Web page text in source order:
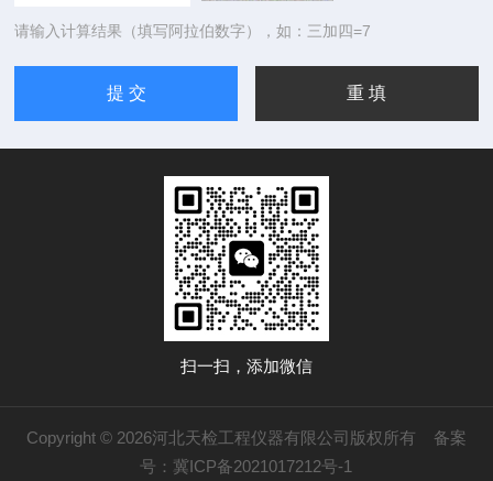
请输入计算结果（填写阿拉伯数字），如：三加四=7
扫一扫，添加微信
Copyright © 2026河北天检工程仪器有限公司版权所有 备案
号：冀ICP备2021017212号-1